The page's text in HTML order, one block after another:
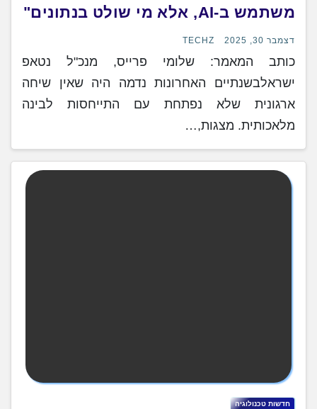
משתמש ב-AI, אלא מי שולט בנתונים"
דצמבר 30, 2025 TECHZ
כותב המאמר: שלומי פרייס, מנכ"ל נטאפ
ישראלבשנתיים האחרונות נדמה היה שאין שיחה
ארגונית שלא נפתחת עם התייחסות לבינה
מלאכותית. מצגות,…
חדשות טכנולוגיה